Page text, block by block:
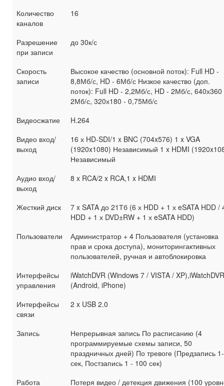
Количество
каналов
16
Разрешение
при записи
до 30к/с
Скорость
записи
Высокое качество (основной поток): Full HD -
8,8Мб/с, HD - 6Мб/с Низкое качество (доп.
поток): Full HD - 2,2Мб/с, HD - 2Мб/с, 640х360
2Мб/с, 320х180 - 0,75Мб/с
Видеосжатие
H.264
Видео вход/
выход
16 х HD-SDI/1 x BNC (704x576) 1 x VGA
(1920x1080) Независимый 1 x HDMI
Независимый
Аудио вход/
выход
8 x RCA/2 x RCA,1 x HDMI
Жесткий диск
7 x SATA до 21Тб (6 х HDD + 1 х eSATA HDD /
HDD + 1 х DVD±RW + 1 х eSATA HDD)
Пользователи
Администратор + 4 Пользователя (установка
прав и срока доступа), мониторингактивных
пользователей, ручная и автоблокировка
Интерфейсы
управления
iWatchDVR (Windows 7 / VISTA /
(Android, iPhone)
Интерфейсы
связи
2 x USB 2.0
Запись
Непрерывная запись По расписанию (4
программируемые схемы записи, 50
праздничных дней) По тревоге (Предзапись
сек, Постзапись 1 - 100 сек)
Работа
Потеря видео / детекция движения (100